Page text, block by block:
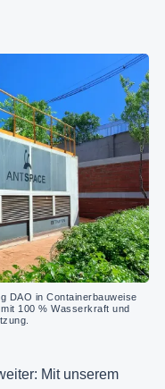
DAO in Containerbauweise
100 % Wasserkraft und
Mit unserem